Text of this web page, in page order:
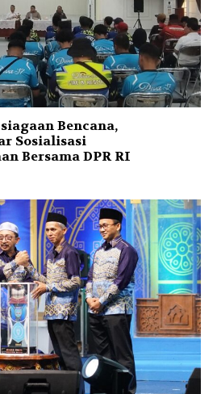
Bencana,
Sosialisasi
Bersama DPR RI